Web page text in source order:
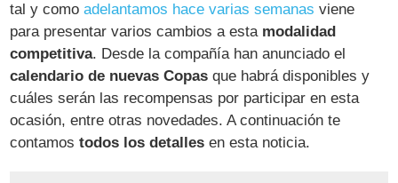
tal y comoadelantamos hace varias semanas viene
para presentar varios cambios a esta modalidad
competitiva. Desde la compañía han anunciado el
calendario de nuevas Copas que habrá disponibles y
cuáles serán las recompensas por participar en esta
ocasión, entre otras novedades. A continuación te
contamostodos los detalles en esta noticia.